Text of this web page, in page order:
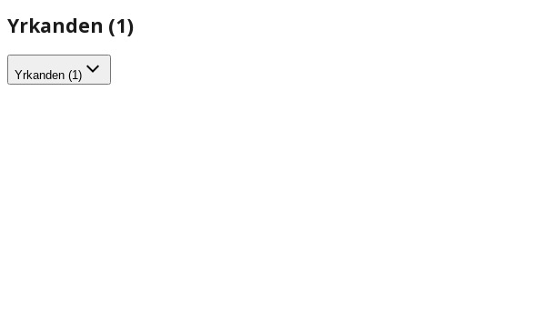
Yrkanden (1)
Yrkanden (1)